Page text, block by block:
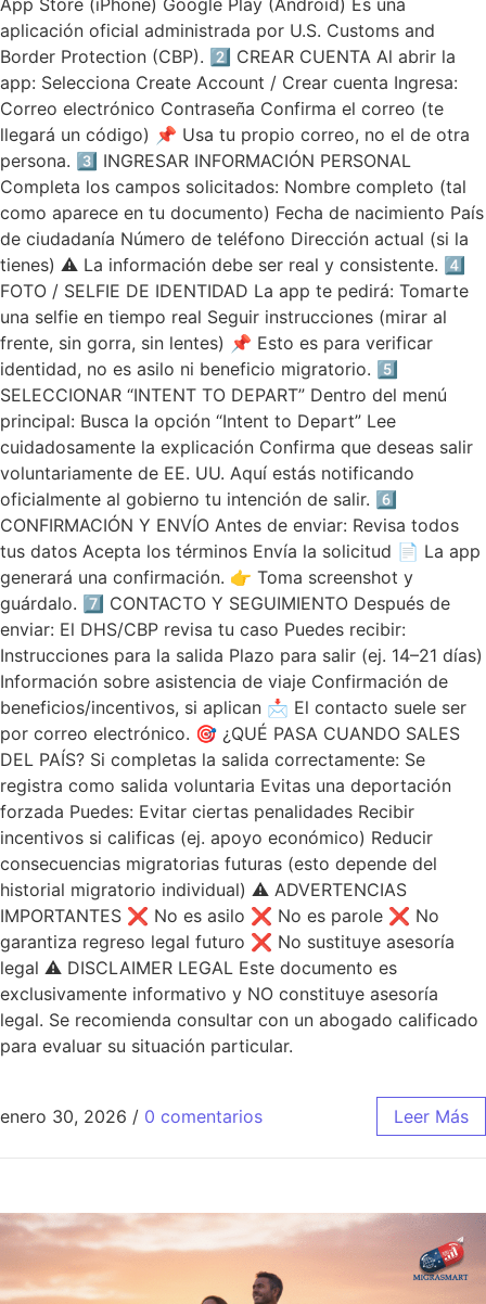
App Store (iPhone) Google Play (Android) Es una
aplicación oficial administrada por U.S. Customs and
Border Protection (CBP). 2️⃣ CREAR CUENTA Al abrir la
app: Selecciona Create Account / Crear cuenta Ingresa:
Correo electrónico Contraseña Confirma el correo (te
llegará un código) 📌 Usa tu propio correo, no el de otra
persona. 3️⃣ INGRESAR INFORMACIÓN PERSONAL
Completa los campos solicitados: Nombre completo (tal
como aparece en tu documento) Fecha de nacimiento País
de ciudadanía Número de teléfono Dirección actual (si la
tienes) ⚠️ La información debe ser real y consistente. 4️⃣
FOTO / SELFIE DE IDENTIDAD La app te pedirá: Tomarte
una selfie en tiempo real Seguir instrucciones (mirar al
frente, sin gorra, sin lentes) 📌 Esto es para verificar
identidad, no es asilo ni beneficio migratorio. 5️⃣
SELECCIONAR “INTENT TO DEPART” Dentro del menú
principal: Busca la opción “Intent to Depart” Lee
cuidadosamente la explicación Confirma que deseas salir
voluntariamente de EE. UU. Aquí estás notificando
oficialmente al gobierno tu intención de salir. 6️⃣
CONFIRMACIÓN Y ENVÍO Antes de enviar: Revisa todos
tus datos Acepta los términos Envía la solicitud 📄 La app
generará una confirmación. 👉 Toma screenshot y
guárdalo. 7️⃣ CONTACTO Y SEGUIMIENTO Después de
enviar: El DHS/CBP revisa tu caso Puedes recibir:
Instrucciones para la salida Plazo para salir (ej. 14–21 días)
Información sobre asistencia de viaje Confirmación de
beneficios/incentivos, si aplican 📩 El contacto suele ser
por correo electrónico. 🎯 ¿QUÉ PASA CUANDO SALES
DEL PAÍS? Si completas la salida correctamente: Se
registra como salida voluntaria Evitas una deportación
forzada Puedes: Evitar ciertas penalidades Recibir
incentivos si calificas (ej. apoyo económico) Reducir
consecuencias migratorias futuras (esto depende del
historial migratorio individual) ⚠️ ADVERTENCIAS
IMPORTANTES ❌ No es asilo ❌ No es parole ❌ No
garantiza regreso legal futuro ❌ No sustituye asesoría
legal ⚠️ DISCLAIMER LEGAL Este documento es
exclusivamente informativo y NO constituye asesoría
legal. Se recomienda consultar con un abogado calificado
para evaluar su situación particular.
enero 30, 2026 / 0 comentarios Leer Más